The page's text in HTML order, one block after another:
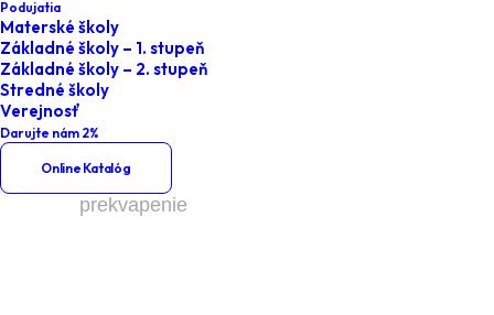
Podujatia
Materské školy
Základné školy – 1. stupeň
Základné školy – 2. stupeň
Stredné školy
Verejnosť
Darujte nám 2%
Online Katalóg
prekvapenie
Home
Kniha o piatej
Kniha o piatej – vianočné
prekvapenie